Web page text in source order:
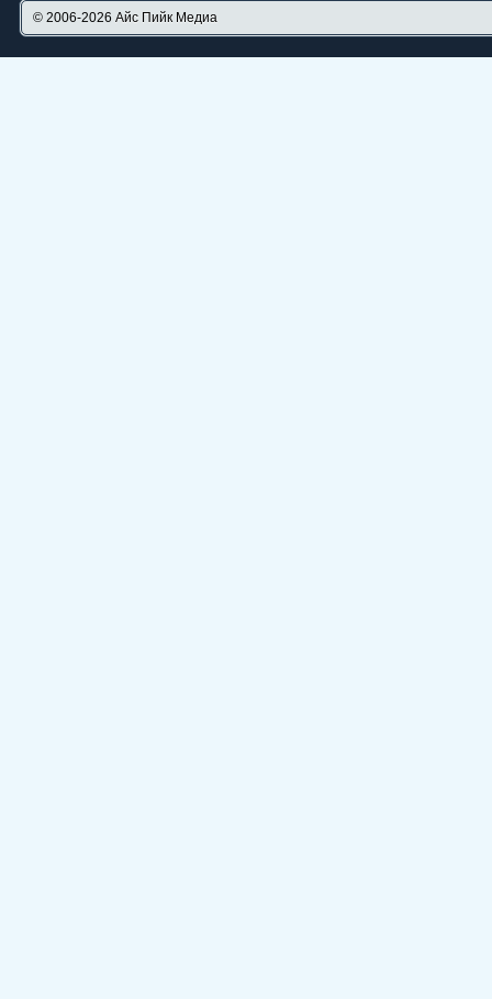
© 2006-2026 Айс Пийк Медиа